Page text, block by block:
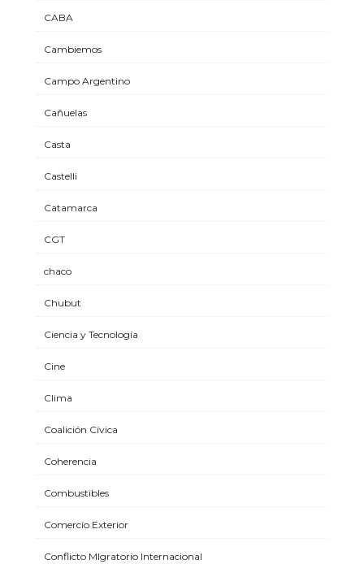
CABA
Cambiemos
Campo Argentino
Cañuelas
Casta
Castelli
Catamarca
CGT
chaco
Chubut
Ciencia y Tecnología
Cine
Clima
Coalición Cívica
Coherencia
Combustibles
Comercio Exterior
Conflicto MIgratorio Internacional